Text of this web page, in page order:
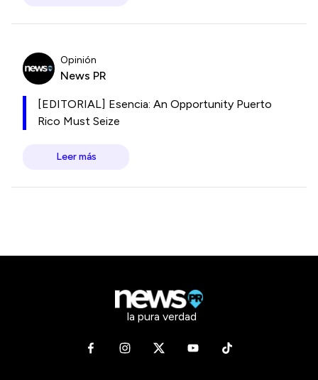
Opinión
News PR
[EDITORIAL] Esencia: An Opportunity Puerto
Rico Must Seize
Leer más
la pura verdad